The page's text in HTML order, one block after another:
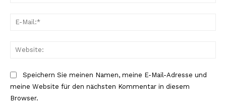
Speichern Sie meinen Namen, meine E-Mail-Adresse und
meine Website für den nächsten Kommentar in diesem
Browser.